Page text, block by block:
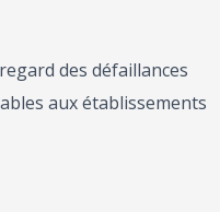
des défaillances
aux établissements